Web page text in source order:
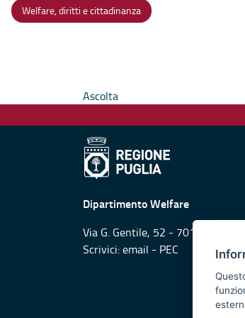
Welfare, diritti e cittadinanza
Ascolta
Dipartimento Welfare
Via G. Gentile, 52 - 70126 Bari
Scrivici:email - PEC